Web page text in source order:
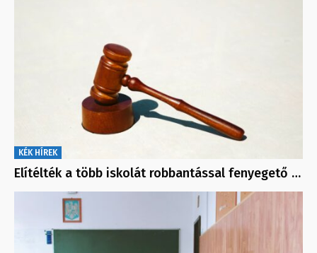
KÉK HÍREK
Elítélték a több iskolát robbantással fenyegető …